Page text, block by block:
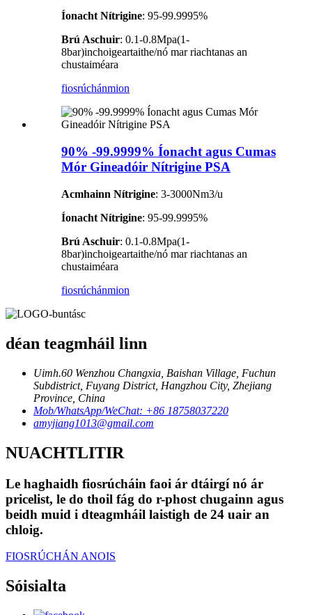
Íonacht Nítrigine: 95-99.9995%
Brú Aschuir: 0.1-0.8Mpa(1-
8bar)inchoigeartaithe/nó mar riachtanas an
chustaiméara
fiosrúchánmion
90% -99.9999% Íonacht agus Cumas
Mór Gineadóir Nítrigine PSA
Acmhainn Nítrigine: 3-3000Nm3/u
Íonacht Nítrigine: 95-99.9995%
Brú Aschuir: 0.1-0.8Mpa(1-
8bar)inchoigeartaithe/nó mar riachtanas an
chustaiméara
fiosrúchánmion
déan teagmháil linn
Uimh.60 Wenzhou Changxia, Baishan Village, Fuchun
Subdistrict, Fuyang District, Hangzhou City, Zhejiang
Province, China
Mob/WhatsApp/WeChat: +86 18758037220
amyjiang1013@gmail.com
NUACHTLITIR
Le haghaidh fiosrúcháin faoi ár dtáirgí nó ár
pricelist, le do thoil fág do r-phost chugainn agus
beidh muid i dteagmháil laistigh de 24 uair an
chloig.
FIOSRÚCHÁN ANOIS
Sóisialta